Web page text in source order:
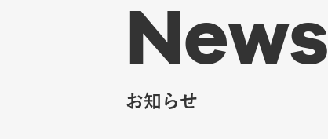
N ews
お知らせ